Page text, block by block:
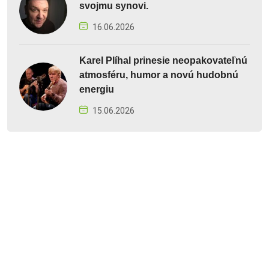
svojmu synovi.
16.06.2026
Karel Plíhal prinesie neopakovateľnú
atmosféru, humor a novú hudobnú
energiu
15.06.2026